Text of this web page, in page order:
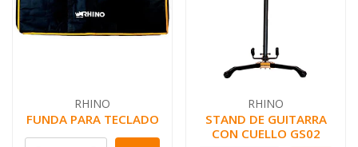
RHINO
FUNDA PARA TECLADO
RHINO
STAND DE GUITARRA
CON CUELLO GS02